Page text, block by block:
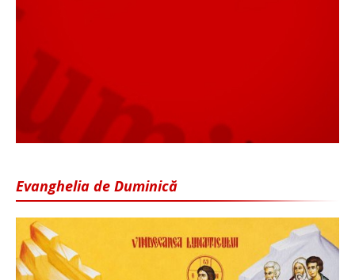
Evanghelia de Duminică